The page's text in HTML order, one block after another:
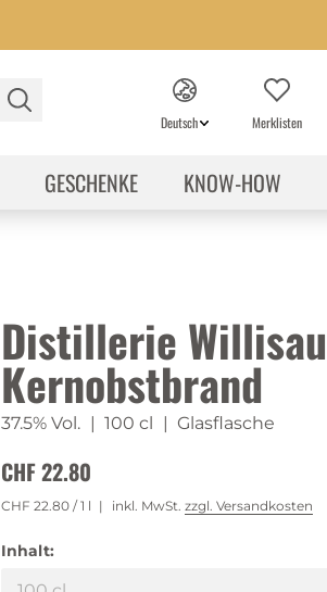
Deutsch Merklisten
GESCHENKE KNOW-HOW
Distillerie Willisau
Kernobstbrand
37.5% Vol. | 100 cl | Glasflasche
CHF 22.80
CHF 22.80/ 1 l inkl. MwSt. zzgl. Versandkosten
Inhalt: